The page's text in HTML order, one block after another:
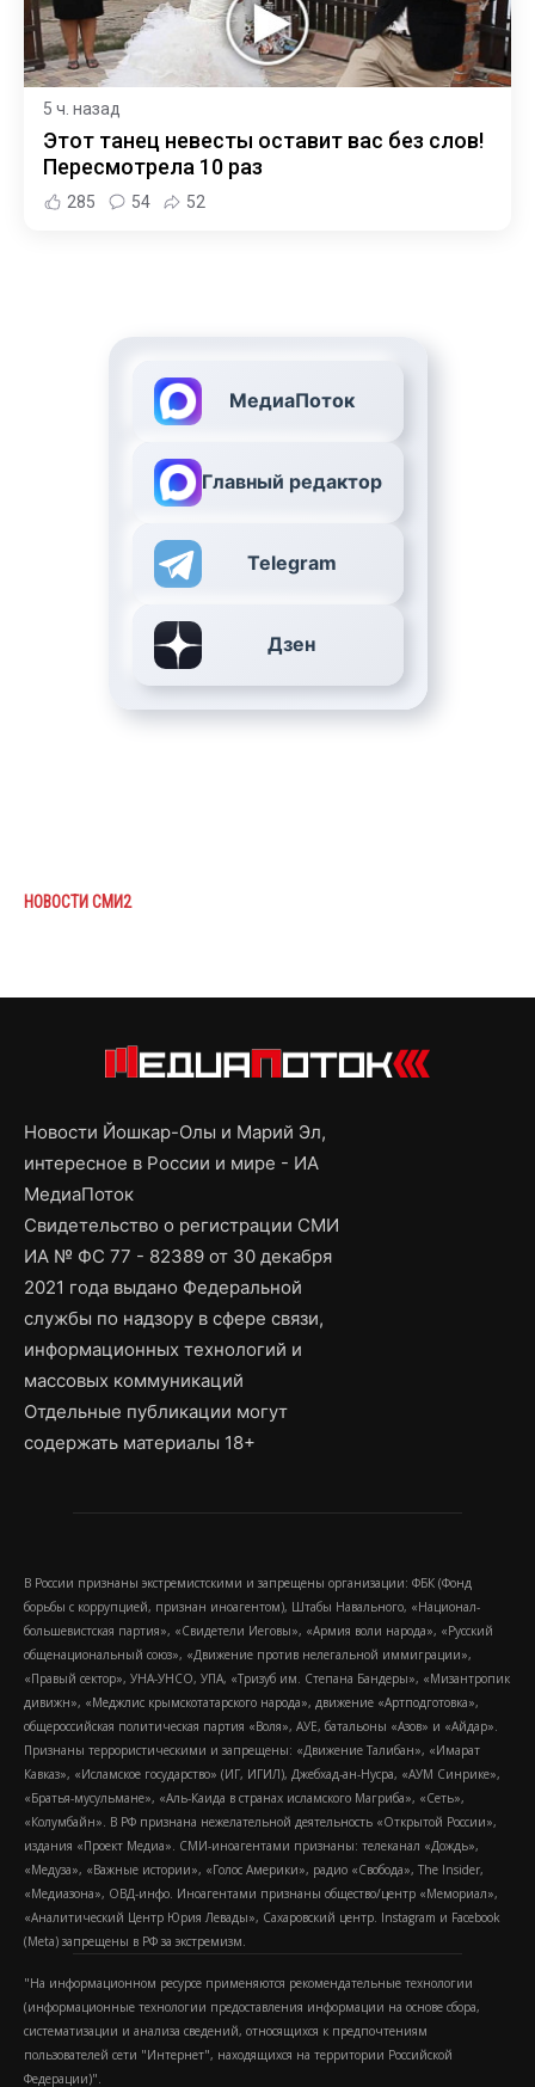
5 ч. назад
Этот танец невесты оставит вас без слов!
Пересмотрела 10 раз
285 54 52
МедиаПоток
Главный редактор
Telegram
Дзен
НОВОСТИ СМИ2
Новости Йошкар-Олы и Марий Эл,
интересное в России и мире - ИА
МедиаПоток
Свидетельство о регистрации СМИ
ИА № ФС 77 - 82389 от 30 декабря
2021 года выдано Федеральной
службы по надзору в сфере связи,
информационных технологий и
массовых коммуникаций
Отдельные публикации могут
содержать материалы 18+
В России признаны экстремистскими и запрещены организации: ФБК (Фонд
борьбы с коррупцией, признан иноагентом), Штабы Навального, «Национал-
большевистская партия», «Свидетели Иеговы», «Армия воли народа», «Русский
общенациональный союз», «Движение против нелегальной иммиграции»,
«Правый сектор», УНА-УНСО, УПА, «Тризуб им. Степана Бандеры», «Мизантропик
дивижн», «Меджлис крымскотатарского народа», движение «Артподготовка»,
общероссийская политическая партия «Воля», АУЕ, батальоны «Азов» и «Айдар».
Признаны террористическими и запрещены: «Движение Талибан», «Имарат
Кавказ», «Исламское государство» (ИГ, ИГИЛ), Джебхад-ан-Нусра, «АУМ Синрике»,
«Братья-мусульмане», «Аль-Каида в странах исламского Магриба», «Сеть»,
«Колумбайн». В РФ признана нежелательной деятельность «Открытой России»,
издания «Проект Медиа». СМИ-иноагентами признаны: телеканал «Дождь»,
«Медуза», «Важные истории», «Голос Америки», радио «Свобода», The Insider,
«Медиазона», ОВД-инфо. Иноагентами признаны общество/центр «Мемориал»,
«Аналитический Центр Юрия Левады», Сахаровский центр. Instagram и Facebook
(Metа) запрещены в РФ за экстремизм.
"На информационном ресурсе применяются рекомендательные технологии
(информационные технологии предоставления информации на основе сбора,
систематизации и анализа сведений, относящихся к предпочтениям
пользователей сети "Интернет", находящихся на территории Российской
Федерации)".